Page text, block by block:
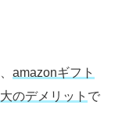
amazonギフト
のデメリット で